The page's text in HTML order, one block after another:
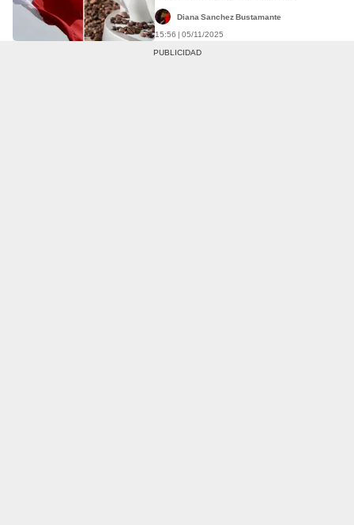
Diana Sanchez Bustamante
15:56 | 05/11/2025